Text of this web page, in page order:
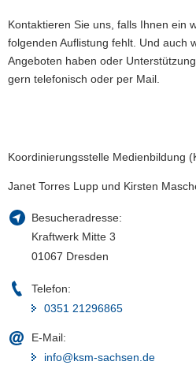
N
a
v
i
n
Kontaktieren Sie uns, falls Ihnen ein
folgenden Auflistung fehlt. Und auch
Angeboten haben oder
gern telefonisch oder per Mail.
Koordinierungsstelle Medienbildung
Janet Torres Lupp und Kirsten
Besucheradresse:
Kraftwerk Mitte 3
01067 Dresden
Telefon:
0351 21296865
E-Mail:
info@ksm-sachsen.de